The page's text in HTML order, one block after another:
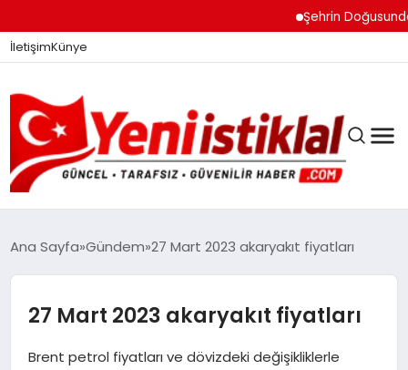
Şehrin Doğusundan
İletişimKünye
DÜNYA
Ana Sayfa Gündem 27 Mart 2023 akaryakıt fiyatları
27 Mart 2023 akaryakıt fiyatları
Brent petrol fiyatları ve dövizdeki değişikliklerle